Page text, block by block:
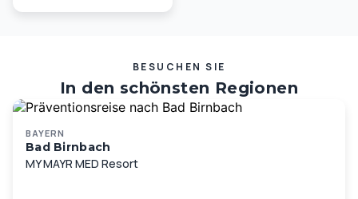
BESUCHEN SIE
In den schönsten Regionen
Deutschlands und Europas …
BAYERN
Bad Birnbach
MY MAYR MED Resort